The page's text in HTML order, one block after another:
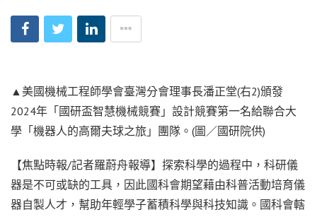
▲美國機械工程師學會臺灣分會理事長潘正堂(右2)頒發
2024年「國研盃智慧機械競賽」設計競賽第一名給聯合大
學「機器人的高爾夫球之旅」團隊。(圖／國研院供)
【焦點時報/記者羅蔚舟報導】探索科學的過程中，科研儀
器是不可或缺的工具，因此國科會期望藉由科普活動培育儀
器自製人才，幫助年輕學子蓄積科學與科技知識。國科會轄